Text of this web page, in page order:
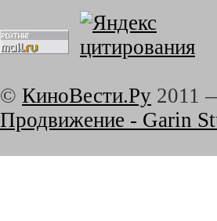
© КиноВести.Ру 2011
Продвижение - Garin